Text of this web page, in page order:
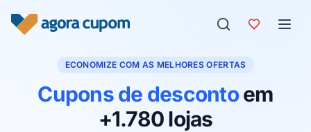
ECONOMIZE COM AS MELHORES OFERTAS
Cupons de descontoem
+1.780 lojas